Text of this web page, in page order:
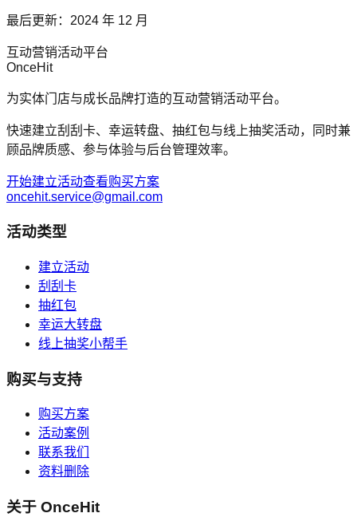
最后更新：2024 年 12 月
互动营销活动平台
OnceHit
为实体门店与成长品牌打造的互动营销活动平台。
快速建立刮刮卡、幸运转盘、抽红包与线上抽奖活动，同时兼
顾品牌质感、参与体验与后台管理效率。
开始建立活动查看购买方案
oncehit.service@gmail.com
活动类型
建立活动
刮刮卡
抽红包
幸运大转盘
线上抽奖小帮手
购买与支持
购买方案
活动案例
联系我们
资料删除
关于 OnceHit